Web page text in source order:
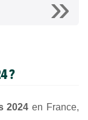
?
2024 en France,